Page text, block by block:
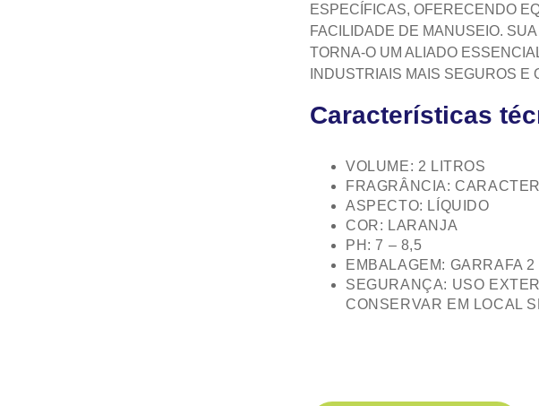
ESPECÍFICAS, OFERECENDO
FACILIDADE DE MANUSEIO.
TORNA-O UM ALIADO
INDUSTRIAIS MAIS SEGUROS E
Características
VOLUME: 2 LITROS
FRAGRÂNCIA:
ASPECTO: LÍQUIDO
COR: LARANJA
PH: 7 – 8,5
EMBALAGEM: GARRAFA 2
SEGURANÇA: USO
CONSERVAR EM LOCAL